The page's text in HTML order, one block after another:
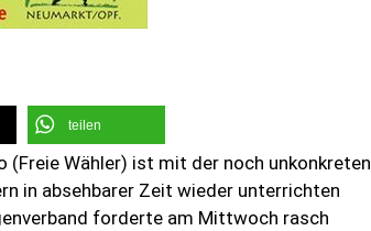
teilen
Wähler) ist mit der noch unkonkreten
in absehbarer Zeit wieder unterrichten
forderte am Mittwoch rasch